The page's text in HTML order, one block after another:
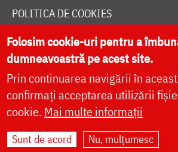
POLITICA DE COOKIES
DONEAZĂ ONLINE PENTRU
LIVE
Site dezvoltat de
Folosim cookie-uri pentru a
dumneavoastră pe acest site.
Prin continuarea navigării în
confirmați acceptarea utilizării
cookie. Mai multe informații
Sunt de acord Nu, mulțumesc